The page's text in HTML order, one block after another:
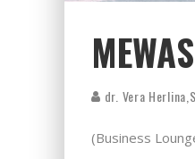
dr. Vera
(Business